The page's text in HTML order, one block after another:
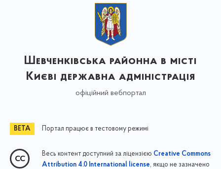
Шевченківська районна в місті
Києві державна адміністрація
офіційний вебпортал
Портал працює в тестовому режимі
Весь контент доступний за ліцензією Creative Commons
Attribution 4.0 International license, якщо не зазначено